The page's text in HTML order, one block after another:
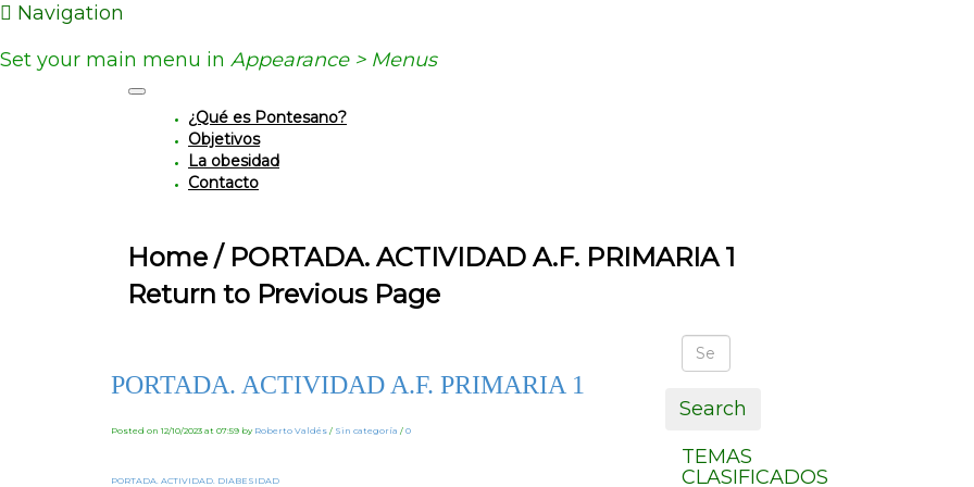
Navigation
Set your main menu in Appearance > Menus
¿Qué es Pontesano?
Objetivos
La obesidad
Contacto
Home / PORTADA. ACTIVIDAD A.F. PRIMARIA 1
Return to Previous Page
PORTADA. ACTIVIDAD A.F. PRIMARIA 1
Posted on 12/10/2023 at 07:59 by Roberto Valdés / Sin categoría / 0
PORTADA. ACTIVIDAD. DIABESIDAD
Search
TEMAS
CLASIFICADOS